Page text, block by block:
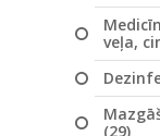
veļa,
(29)